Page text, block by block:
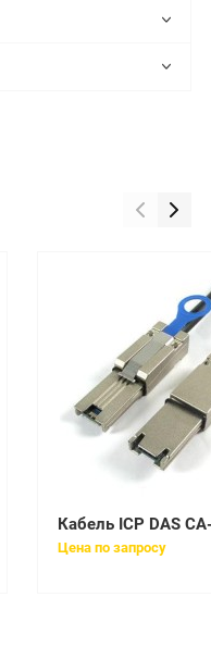
Кабель ICP DAS
Цена по запросу